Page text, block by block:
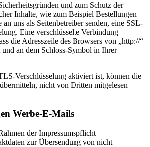
und zum Schutz der
Inhalte, wie zum Beispiel Bestellungen
uns als Seitenbetreiber senden, eine SSL-
Eine verschlüsselte Verbindung
die Adresszeile des Browsers von „http://“
und an dem Schloss-Symbol in Ihrer
Verschlüsselung aktiviert ist, können die
nicht von Dritten mitgelesen
Werbe-E-Mails
der Impressumspflicht
zur Übersendung von nicht